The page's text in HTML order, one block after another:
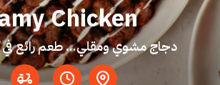
Chicken
دجاج مشوي ومقلي... طعم رائع